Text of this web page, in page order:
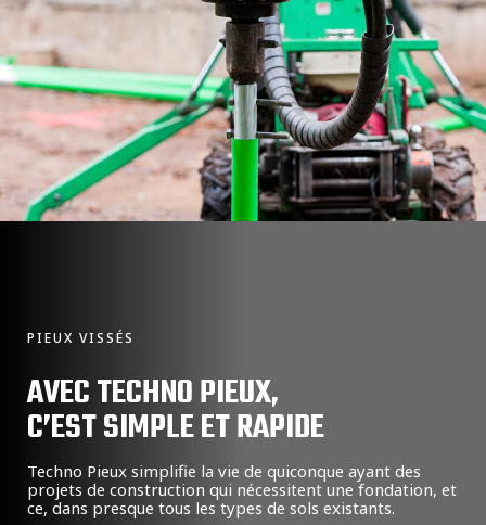
PIEUX VISSÉS
AVEC TECHNO PIEUX,
C’EST SIMPLE ET RAPIDE
Techno Pieux simplifie la vie de quiconque ayant des
projets de construction qui nécessitent une fondation, et
ce, dans presque tous les types de sols existants.